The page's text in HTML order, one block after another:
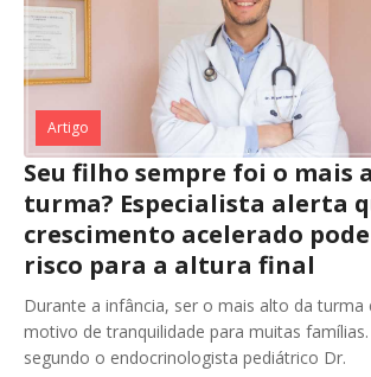
Artigo
Seu filho sempre foi o mais
turma? Especialista alerta
crescimento acelerado
risco para a altura final
Durante a infância, ser o mais alto da turma
motivo de tranquilidade para muitas
segundo o endocrinologista pediátrico Dr.